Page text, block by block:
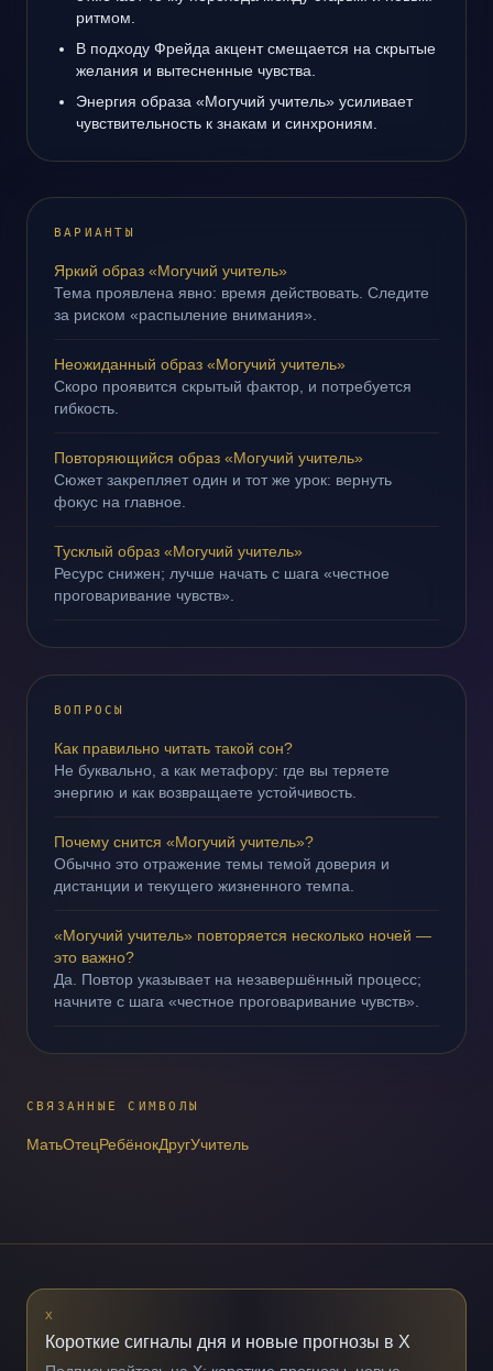
ритмом.
В подходу Фрейда акцент смещается на скрытые
желания и вытесненные чувства.
Энергия образа «Могучий учитель» усиливает
чувствительность к знакам и синхрониям.
ВАРИАНТЫ
Яркий образ «Могучий учитель»
Тема проявлена явно: время действовать. Следите
за риском «распыление внимания».
Неожиданный образ «Могучий учитель»
Скоро проявится скрытый фактор, и потребуется
гибкость.
Повторяющийся образ «Могучий учитель»
Сюжет закрепляет один и тот же урок: вернуть
фокус на главное.
Тусклый образ «Могучий учитель»
Ресурс снижен; лучше начать с шага «честное
проговаривание чувств».
ВОПРОСЫ
Как правильно читать такой сон?
Не буквально, а как метафору: где вы теряете
энергию и как возвращаете устойчивость.
Почему снится «Могучий учитель»?
Обычно это отражение темы темой доверия и
дистанции и текущего жизненного темпа.
«Могучий учитель» повторяется несколько ночей —
это важно?
Да. Повтор указывает на незавершённый процесс;
начните с шага «честное проговаривание чувств».
СВЯЗАННЫЕ СИМВОЛЫ
МатьОтецРебёнокДругУчитель
X
Короткие сигналы дня и новые прогнозы в X